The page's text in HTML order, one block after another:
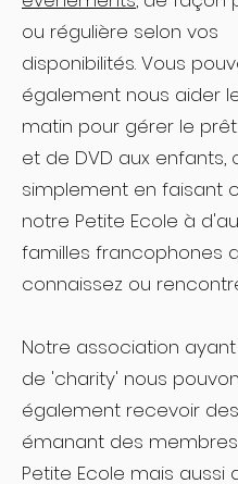
ou régulière selon vos
disponibilités. Vous
également nous aider
matin pour gérer le
et de DVD aux enfants,
simplement en faisant
notre Petite Ecole à
familles francophones
connaissez ou
Notre association
de 'charity' nous
également recevoir
émanant des
Petite Ecole mais aussi